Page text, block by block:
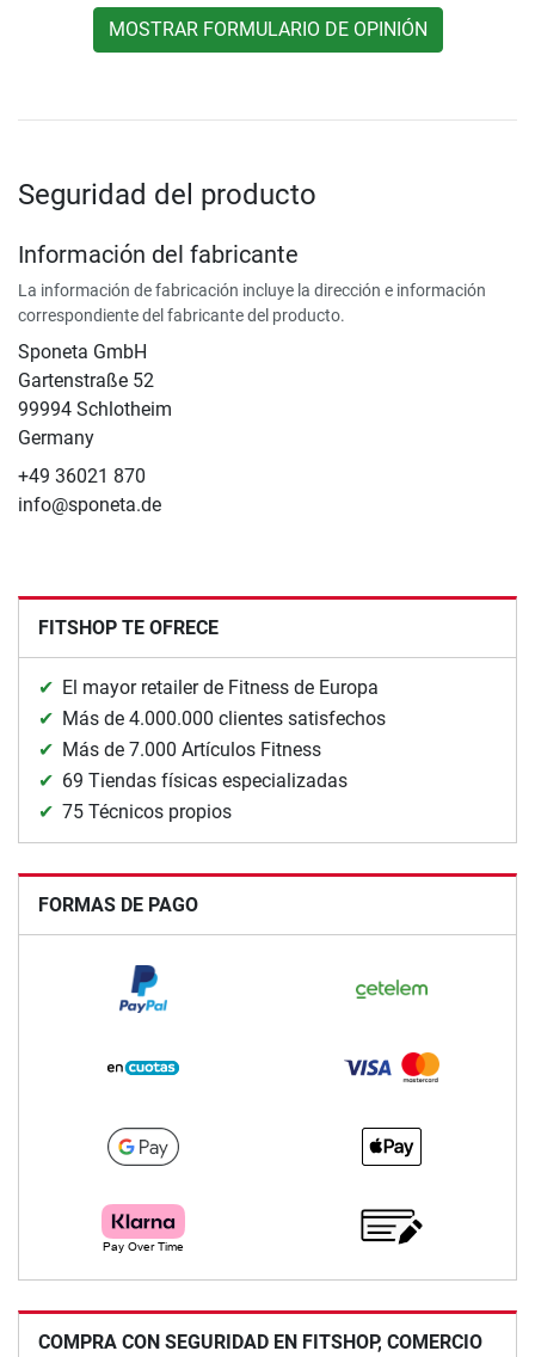
MOSTRAR FORMULARIO DE OPINIÓN
Seguridad del producto
Información del fabricante
La información de fabricación incluye la dirección e información
correspondiente del fabricante del producto.
Sponeta GmbH
Gartenstraße 52
99994 Schlotheim
Germany
+49 36021 870
info@sponeta.de
FITSHOP TE OFRECE
El mayor retailer de Fitness de Europa
Más de 4.000.000 clientes satisfechos
Más de 7.000 Artículos Fitness
69 Tiendas físicas especializadas
75 Técnicos propios
FORMAS DE PAGO
COMPRA CON SEGURIDAD EN FITSHOP, COMERCIO